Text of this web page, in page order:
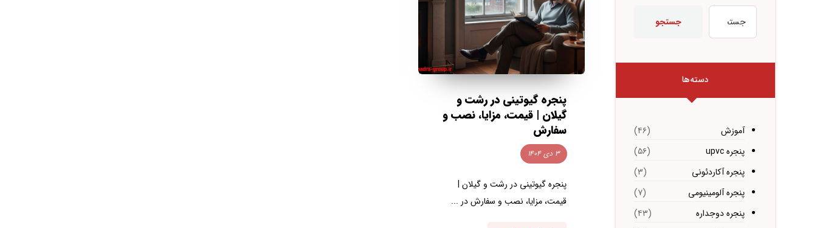
پنجره گیوتینی در رشت و
گیلان | قیمت، مزایا، نصب و
سفارش
۳ دی ۱۴۰۴
پنجره گیوتینی در رشت و گیلان |
قیمت، مزایا، نصب و سفارش در ...
جستجو
دسته‌ها
آموزش
(۴۶)
پنجره upvc
(۵۶)
پنجره آکاردئونی
(۳)
پنجره آلومینیومی
(۷)
پنجره دوجداره
(۴۳)